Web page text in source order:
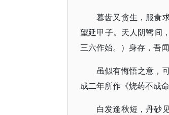
暮齿又贪生，服食
望延甲子。天人阴骘间
三六作始。）身存，吾闻
虽似有悔悟之意，
成二年所作《烧药不成
白发逢秋短，丹砂